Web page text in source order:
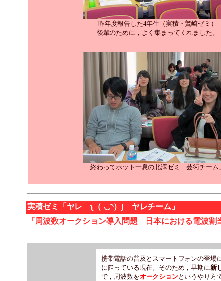
昨年度報告した4年生（実積・鷲崎ゼミ）
後輩のために，よく集まってくれました。
終わってホット一息の北澤ゼミ「芸術チーム
実積ゼミ「ヤレ ʅ（‾◡◝）ʃ ヤレチーム」
「周波数オークション導入問題 日本における電波
携帯電話の普及とスマートフォンの登場
に陥っている現在。そのため，早期に新
で，周波数をオークションというやり方